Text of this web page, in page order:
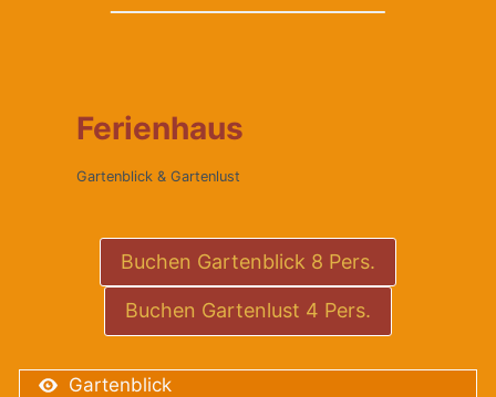
Ferienhaus
Gartenblick & Gartenlust
Buchen Gartenblick 8 Pers.
Buchen Gartenlust 4 Pers.
Gartenblick